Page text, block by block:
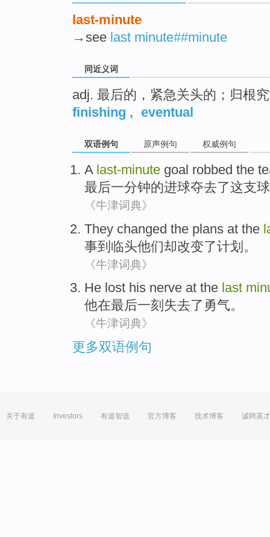
last-minute
→see last minute##minute
同近义词
adj. 最后的，紧急关头的；归根
finishing , eventual
双语例句 原声例句 权威例句
A last-minute goal robbed the
最后一分钟的进球夺去了这支
《牛津词典》
They changed the plans at the
事到 临头他们却改变了计划 。
《牛津词典》
He lost his nerve at the last
他在最后一刻 失去了 勇气。
《牛津词典》
更多双语例句
关于有道 Investors 有道智选 官方博客 技术博客 诚聘英才